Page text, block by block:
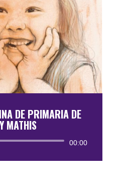
DE PRIMARIA DE
MATHIS
Reproductor
00:00